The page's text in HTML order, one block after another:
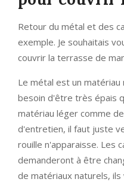
Retour du métal et des
exemple. Je souhaitais
couvrir la terrasse de
Le métal est un
besoin d'être très épais
matériau léger comme
d'entretien, il faut juste
rouille n'apparaisse. Les
demanderont à être
de matériaux naturels,